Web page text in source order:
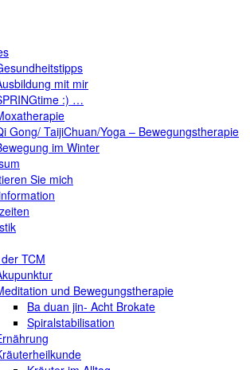
mit mir
:) …
Gong/ TaijiChuan/Yoga – Bewegungstherapie
im Winter
Sie mich
TCM
und Bewegungstherapie
Ba duan jin- Acht Brokate
Spiralstabilisation